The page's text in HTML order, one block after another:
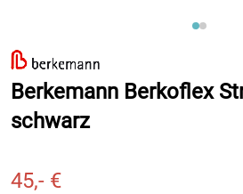
Berkemann Berkoflex
schwarz
45,- €